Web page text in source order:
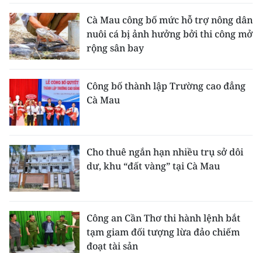
Cà Mau công bố mức hỗ trợ nông dân
nuôi cá bị ảnh hưởng bởi thi công mở
rộng sân bay
Công bố thành lập Trường cao đẳng
Cà Mau
Cho thuê ngắn hạn nhiều trụ sở dôi
dư, khu “đất vàng” tại Cà Mau
Công an Cần Thơ thi hành lệnh bắt
tạm giam đối tượng lừa đảo chiếm
đoạt tài sản